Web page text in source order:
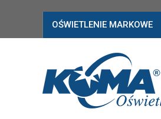
OŚWIETLENIE MARKOWE